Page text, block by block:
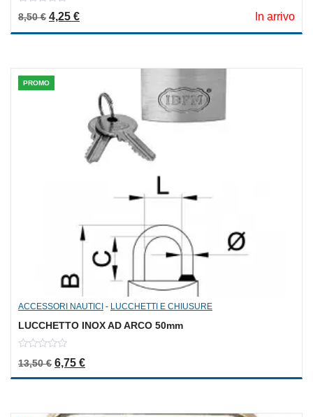
out
8,50€ Il prezzo originale era: 8,50 €.
4,25 €Il prezzo attuale è: 4,25 €. In arrivo
PROMO
ACCESSORI NAUTICI - LUCCHETTI E CHIUSURE
LUCCHETTO INOX AD ARCO 50mm
out
of
13,50€ Il prezzo originale era: 13,50 €.
6,75 €Il prezzo attuale è: 6,75 €.